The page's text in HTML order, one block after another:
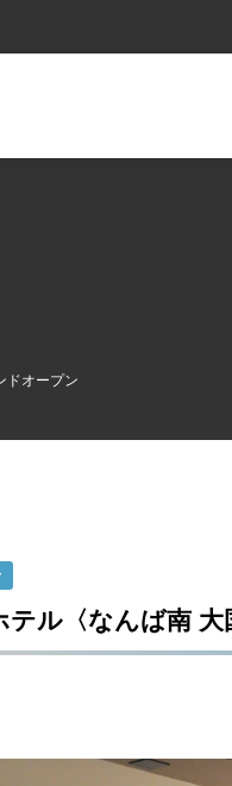
ドオープン
テル〈なんば南